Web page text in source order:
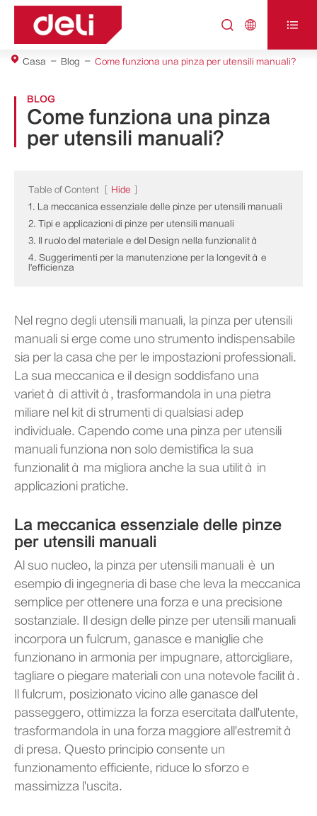
  
Casa Blog Come funziona una pinza per utensili manuali?
BLOG
Come funziona una pinza
per utensili manuali?
Table of Content Hide
1. La meccanica essenziale delle pinze per utensili manuali
2. Tipi e applicazioni di pinze per utensili manuali
3. Il ruolo del materiale e del Design nella funzionalità
4. Suggerimenti per la manutenzione per la longevità e
l'efficienza
Nel regno degli utensili manuali, la pinza per utensili
manuali si erge come uno strumento indispensabile
sia per la casa che per le impostazioni professionali.
La sua meccanica e il design soddisfano una
varietà di attività, trasformandola in una pietra
miliare nel kit di strumenti di qualsiasi adep
individuale. Capendo come una pinza per utensili
manuali funziona non solo demistifica la sua
funzionalità ma migliora anche la sua utilità in
applicazioni pratiche.
La meccanica essenziale delle pinze
per utensili manuali
Al suo nucleo, la pinza per utensili manuali è un
esempio di ingegneria di base che leva la meccanica
semplice per ottenere una forza e una precisione
sostanziale. Il design delle pinze per utensili manuali
incorpora un fulcrum, ganasce e maniglie che
funzionano in armonia per impugnare, attorcigliare,
tagliare o piegare materiali con una notevole facilità.
Il fulcrum, posizionato vicino alle ganasce del
passeggero, ottimizza la forza esercitata dall'utente,
trasformandola in una forza maggiore all'estremità
di presa. Questo principio consente un
funzionamento efficiente, riduce lo sforzo e
massimizza l'uscita.